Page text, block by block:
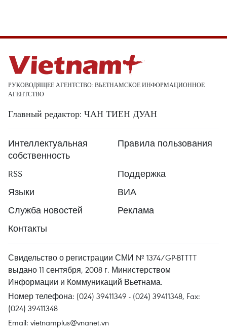
РУКОВОДЯЩЕЕ АГЕНТСТВО: ВЬЕТНАМСКОЕ ИНФОРМАЦИОННОЕ
АГЕНТСТВО
Главный редактор: ЧАН ТИЕН ДУАН
Интеллектуальная
собственность
Правила пользования
RSS
Поддержка
Языки
ВИА
Служба новостей
Реклама
Контакты
Свидельство о регистрации СМИ № 1374/GP-BTTTT
выдано 11 сентября, 2008 г. Министерством
Информации и Коммуникаций Вьетнама.
Номер телефона: (024) 39411349 - (024) 39411348, Fax:
(024) 39411348
Email: vietnamplus@vnanet.vn